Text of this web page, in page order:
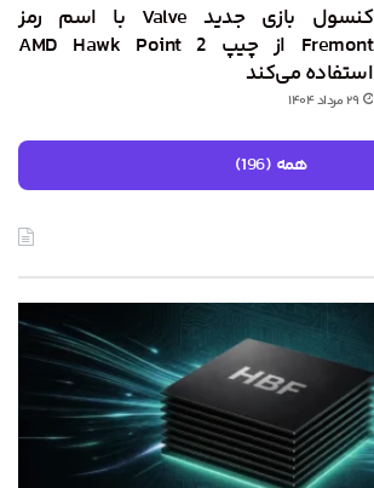
کنسول بازی جدید Valve با اسم رمز
Fremont از چیپ AMD Hawk Point 2
استفاده می‌کند
۲۹ مرداد ۱۴۰۴
همه (196)